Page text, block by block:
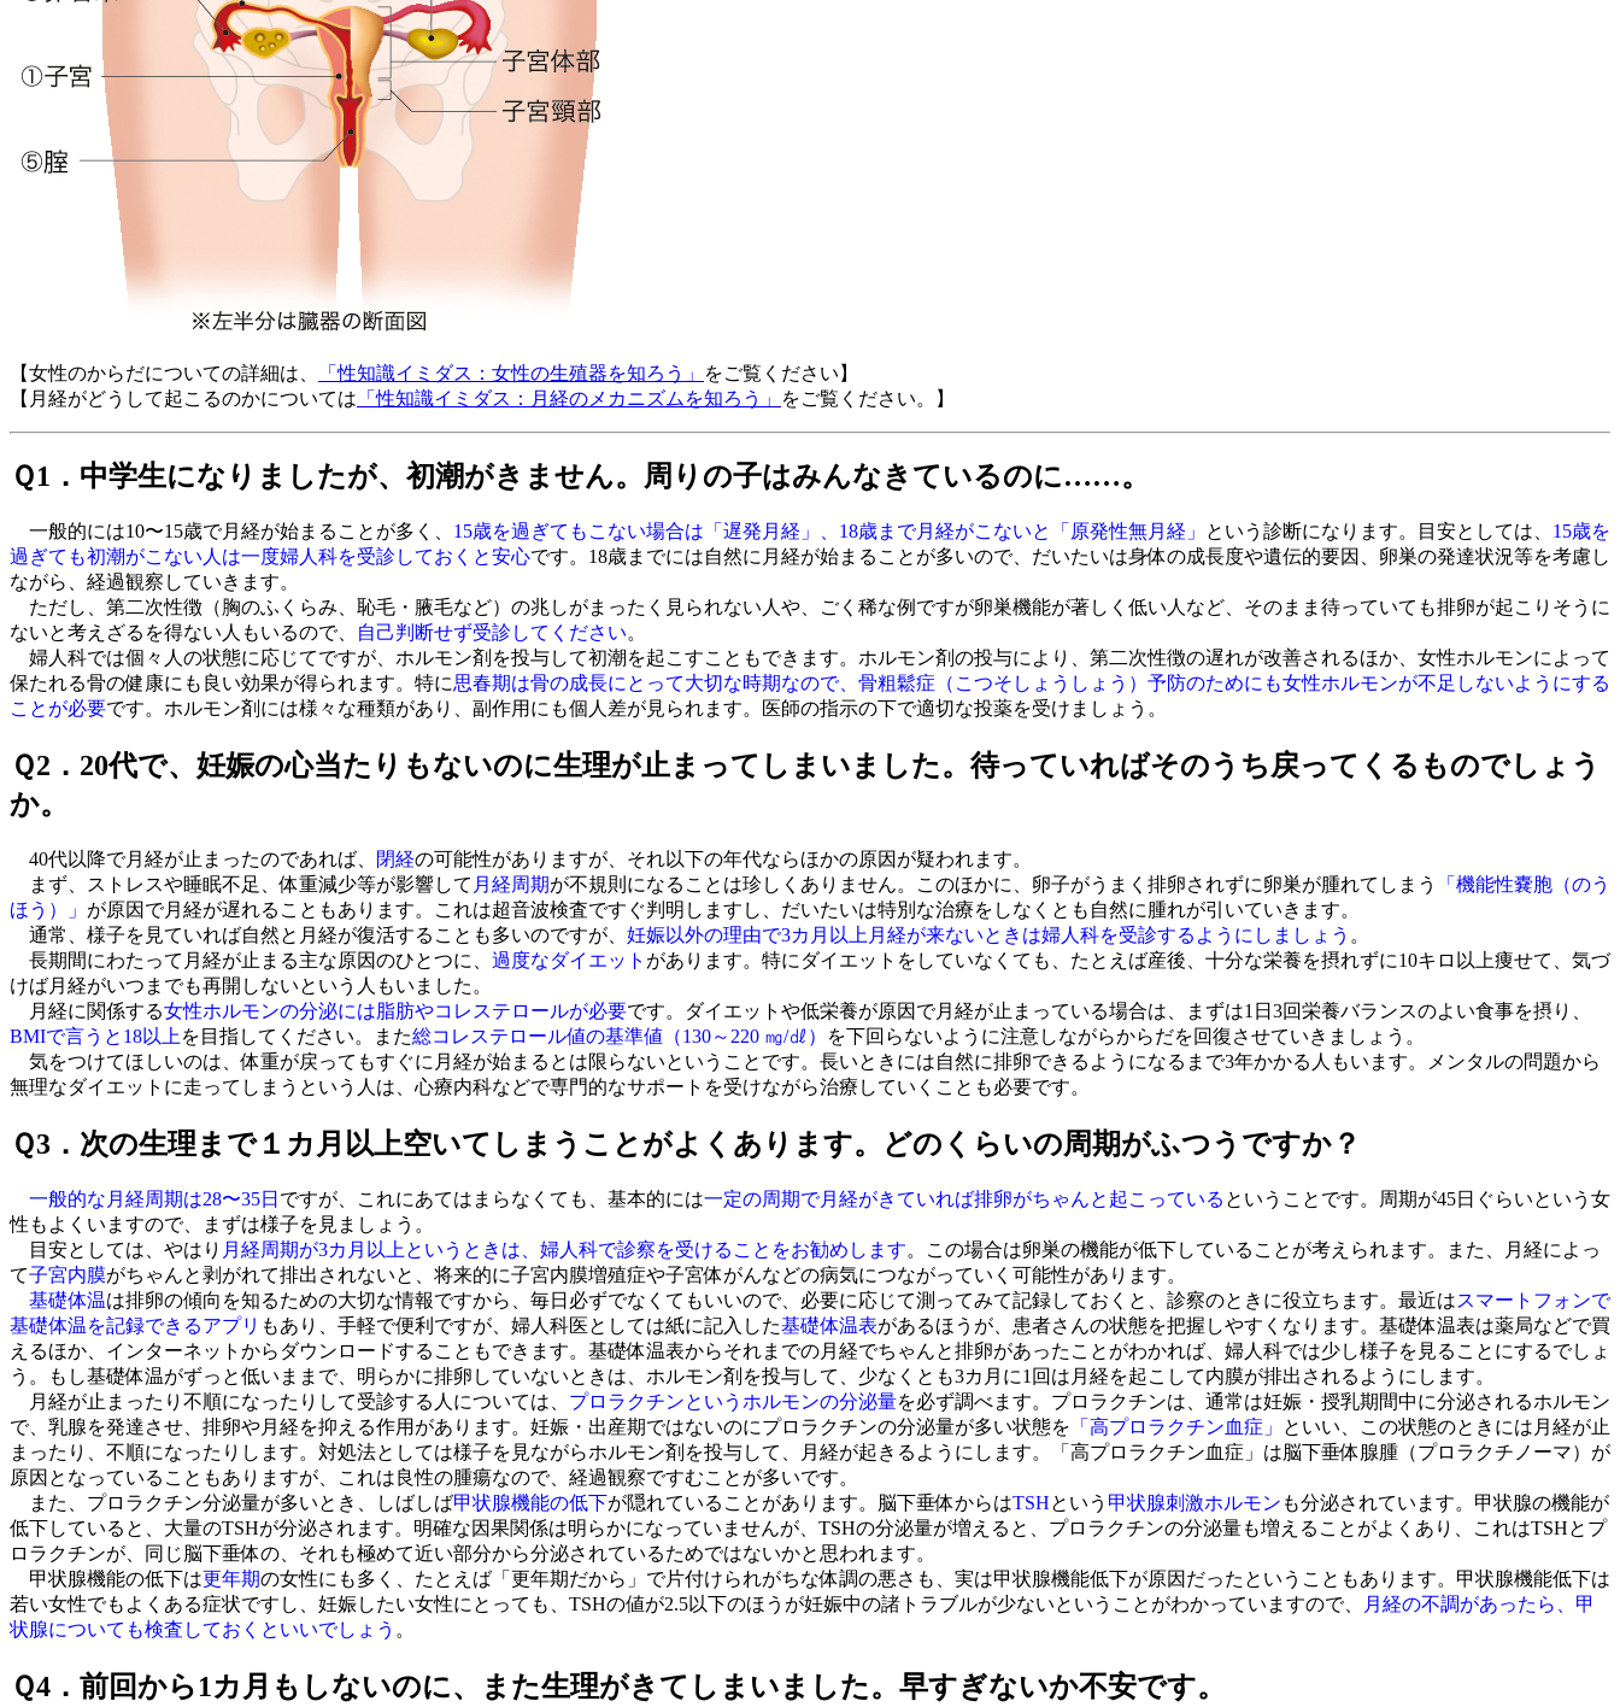
【女性のからだについての詳細は、 「性知識イミダス：女性の生殖器を知ろう」
をご覧ください】
【月経がどうして起こるのかについては 「性知識イミダス：月経のメカニズムを知ろう」 をご覧ください。】
Ｑ1．中学生になりましたが、初潮がきません。周りの子はみんなきているのに……。
一般的には10〜15歳で月経が始まることが多く、 15歳を過ぎてもこない場合は「遅発月経」、18歳まで月経がこないと「原発性無月経」 という診断になります。目安としては、 15歳を
過ぎても初潮がこない人は一度婦人科を受診しておくと安心です。18歳までには自然に月経が始まることが多いので、だいたいは身体の成長度や遺伝的要因、卵巣の発達状況等を考慮し
ながら、経過観察していきます。
ただし、第二次性徴（胸のふくらみ、恥毛・腋毛など）の兆しがまったく見られない人や、ごく稀な例ですが卵巣機能が著しく低い人など、そのまま待っていても排卵が起こりそうに
ないと考えざるを得ない人もいるので、
自己判断せず受診してください。
婦人科では個々人の状態に応じてですが、ホルモン剤を投与して初潮を起こすこともできます。ホルモン剤の投与により、第二次性徴の遅れが改善されるほか、女性ホルモンによって
保たれる骨の健康にも良い効果が得られます。特に思春期は骨の成長にとって大切な時期なので、骨粗鬆症（こつそしょうしょう）予防のためにも女性ホルモンが不足しないようにする
ことが必要です。ホルモン剤には様々な種類があり、副作用にも個人差が見られます。医師の指示の下で適切な投薬を受けましょう。
Ｑ2．20代で、妊娠の心当たりもないのに生理が止まってしまいました。待っていればそのうち戻ってくるものでしょう
か。
40代以降で月経が止まったのであれば、 閉経の可能性がありますが、それ以下の年代ならほかの原因が疑われます。
まず、ストレスや睡眠不足、体重減少等が影響して 月経周期が不規則になることは珍しくありません。このほかに、卵子がうまく排卵されずに卵巣が腫れてしまう
「機能性嚢胞（のう
ほう）」 が原因で月経が遅れることもあります。これは超音波検査ですぐ判明しますし、だいたいは特別な治療をしなくとも自然に腫れが引いていきます。
通常、様子を見ていれば自然と月経が復活することも多いのですが、 妊娠以外の理由で3カ月以上月経が来ないときは婦人科を受診するようにしましょう 。
長期間にわたって月経が止まる主な原因のひとつに、 過度なダイエット があります。特にダイエットをしていなくても、たとえば産後、十分な栄養を摂れずに10キロ以上痩せて、気づ
けば月経がいつまでも再開しないという人もいました。
月経に関係する女性ホルモンの分泌には脂肪やコレステロールが必要です。ダイエットや低栄養が原因で月経が止まっている場合は、まずは1日3回栄養バランスのよい食事を摂り、
BMIで言うと18以上 を目指してください。また総コレステロール値の基準値（130～220 ㎎/㎗）
を下回らないように注意しながらからだを回復させていきましょう。
気をつけてほしいのは、体重が戻ってもすぐに月経が始まるとは限らないということです。長いときには自然に排卵できるようになるまで3年かかる人もいます。メンタルの問題から
無理なダイエットに走ってしまうという人は、心療内科などで専門的なサポートを受けながら治療していくことも必要です。
Ｑ3．次の生理まで１カ月以上空いてしまうことがよくあります。どのくらいの周期がふつうですか？
一般的な月経周期は28〜35日 ですが、これにあてはまらなくても、基本的には一定の周期で月経がきていれば排卵がちゃんと起こっている ということです。周期が45日ぐらいという女
性もよくいますので、まずは様子を見ましょう。
目安としては、やはり 月経周期が3カ月以上というときは、婦人科で診察を受けることをお勧めします。この場合は卵巣の機能が低下していることが考えられます。また、月経によっ
て子宮内膜がちゃんと剥がれて排出されないと、将来的に子宮内膜増殖症や子宮体がんなどの病気につながっていく可能性があります。
基礎体温は排卵の傾向を知るための大切な情報ですから、毎日必ずでなくてもいいので、必要に応じて測ってみて記録しておくと、診察のときに役立ちます。最近はスマートフォンで
基礎体温を記録できるアプリ もあり、手軽で便利ですが、婦人科医としては紙に記入した基礎体温表があるほうが、患者さんの状態を把握しやすくなります。基礎体温表は薬局などで買
えるほか、インターネットからダウンロードすることもできます。基礎体温表からそれまでの月経でちゃんと排卵があったことがわかれば、婦人科では少し様子を見ることにするでしょ
う。もし基礎体温がずっと低いままで、明らかに排卵していないときは、ホルモン剤を投与して、少なくとも3カ月に1回は月経を起こして内膜が排出されるようにします。
月経が止まったり不順になったりして受診する人については、 プロラクチンというホルモンの分泌量を必ず調べます。プロラクチンは、通常は妊娠・授乳期間中に分泌されるホルモン
で、乳腺を発達させ、排卵や月経を抑える作用があります。妊娠・出産期ではないのにプロラクチンの分泌量が多い状態を 「高プロラクチン血症」
といい、この状態のときには月経が止
まったり、不順になったりします。対処法としては様子を見ながらホルモン剤を投与して、月経が起きるようにします。「高プロラクチン血症」は脳下垂体腺腫（プロラクチノーマ）が
原因となっていることもありますが、これは良性の腫瘍なので、経過観察ですむことが多いです。
また、プロラクチン分泌量が多いとき、しばしば甲状腺機能の低下が隠れていることがあります。脳下垂体からはTSHという 甲状腺刺激ホルモン も分泌されています。甲状腺の機能が
低下していると、大量のTSHが分泌されます。明確な因果関係は明らかになっていませんが、TSHの分泌量が増えると、プロラクチンの分泌量も増えることがよくあり、これはTSHとプ
ロラクチンが、同じ脳下垂体の、それも極めて近い部分から分泌されているためではないかと思われます。
甲状腺機能の低下は更年期の女性にも多く、たとえば「更年期だから」で片付けられがちな体調の悪さも、実は甲状腺機能低下が原因だったということもあります。甲状腺機能低下は
若い女性でもよくある症状ですし、妊娠したい女性にとっても、TSHの値が2.5以下のほうが妊娠中の諸トラブルが少ないということがわかっていますので、
月経の不調があったら、甲
状腺についても検査しておくといいでしょう 。
Ｑ4．前回から1カ月もしないのに、また生理がきてしまいました。早すぎないか不安です。